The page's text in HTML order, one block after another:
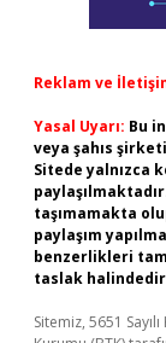
Reklam ve
Yasal Uyarı: Bu
veya şahıs
Sitede yalnızca
taşımamakta
paylaşım
benzerlikleri
taslak
Sitemiz, 5651